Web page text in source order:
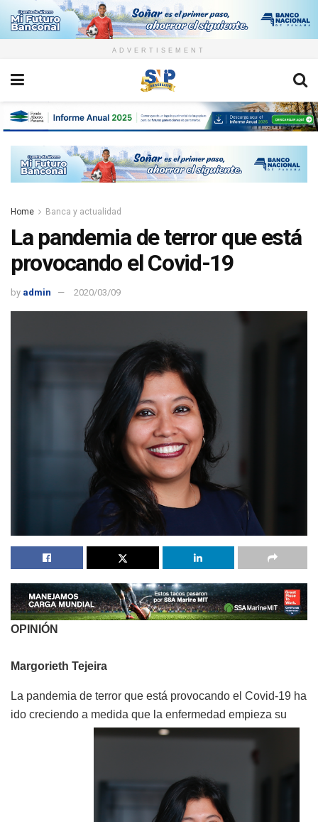
ADVERTISEMENT
Home Banca y actualidad
La pandemia de terror que está
provocando el Covid-19
by admin 2020/03/09
OPINIÓN
Margorieth Tejeira
La pandemia de terror que está provocando el Covid-19 ha
ido creciendo a medida que la enfermedad empieza su